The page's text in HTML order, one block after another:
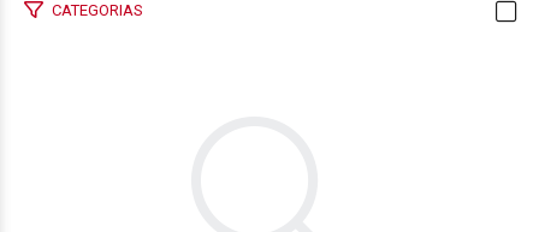
CATEGORIAS